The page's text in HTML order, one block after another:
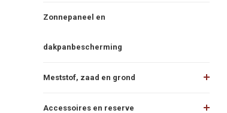
Zonnepaneel en
dakpanbescherming
Meststof, zaad en grond
Accessoires en reserve